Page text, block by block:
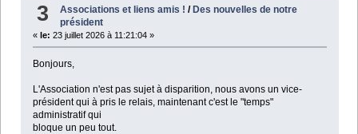
3 Associations et liens amis ! /Des nouvelles de notre
président
« le: 23 juillet 2026 à 11:21:04 »
Bonjours,
L'Association n'est pas sujet à disparition, nous avons un vice-
président qui à pris le relais, maintenant c'est le "temps"
administratif qui
bloque un peu tout.